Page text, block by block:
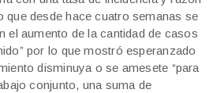
que desde hace cuatro semanas se
el aumento de la cantidad de casos
por lo que mostró esperanzado
disminuya o se amesete “para
conjunto, una suma de